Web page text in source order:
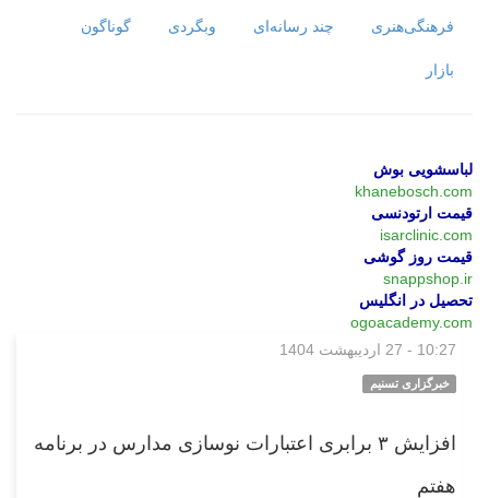
فرهنگی‌هنری چند رسانه‌ای وبگردی گوناگون
بازار
لباسشویی بوش
khanebosch.com
قیمت ارتودنسی
isarclinic.com
قیمت روز گوشی
snappshop.ir
تحصیل در انگلیس
ogoacademy.com
10:27 - 27 اردیبهشت 1404
خبرگزاری تسنیم
افزایش ۳ برابری اعتبارات نوسازی مدارس در برنامه
هفتم